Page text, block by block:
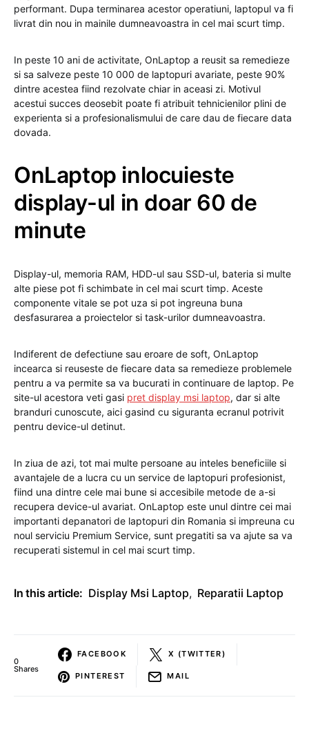
performant. Dupa terminarea acestor operatiuni, laptopul va fi
livrat din nou in mainile dumneavoastra in cel mai scurt timp.
In peste 10 ani de activitate, OnLaptop a reusit sa remedieze
si sa salveze peste 10 000 de laptopuri avariate, peste 90%
dintre acestea fiind rezolvate chiar in aceasi zi. Motivul
acestui succes deosebit poate fi atribuit tehnicienilor plini de
experienta si a profesionalismului de care dau de fiecare data
dovada.
OnLaptop inlocuieste
display-ul in doar 60 de
minute
Display-ul, memoria RAM, HDD-ul sau SSD-ul, bateria si multe
alte piese pot fi schimbate in cel mai scurt timp. Aceste
componente vitale se pot uza si pot ingreuna buna
desfasurarea a proiectelor si task-urilor dumneavoastra.
Indiferent de defectiune sau eroare de soft, OnLaptop
incearca si reuseste de fiecare data sa remedieze problemele
pentru a va permite sa va bucurati in continuare de laptop. Pe
site-ul acestora veti gasi pret display msi laptop, dar si alte
branduri cunoscute, aici gasind cu siguranta ecranul potrivit
pentru device-ul detinut.
In ziua de azi, tot mai multe persoane au inteles beneficiile si
avantajele de a lucra cu un service de laptopuri profesionist,
fiind una dintre cele mai bune si accesibile metode de a-si
recupera device-ul avariat. OnLaptop este unul dintre cei mai
importanti depanatori de laptopuri din Romania si impreuna cu
noul serviciu Premium Service, sunt pregatiti sa va ajute sa va
recuperati sistemul in cel mai scurt timp.
In this article: Display Msi Laptop, Reparatii Laptop
0
Shares
FACEBOOK X (TWITTER)
PINTEREST MAIL